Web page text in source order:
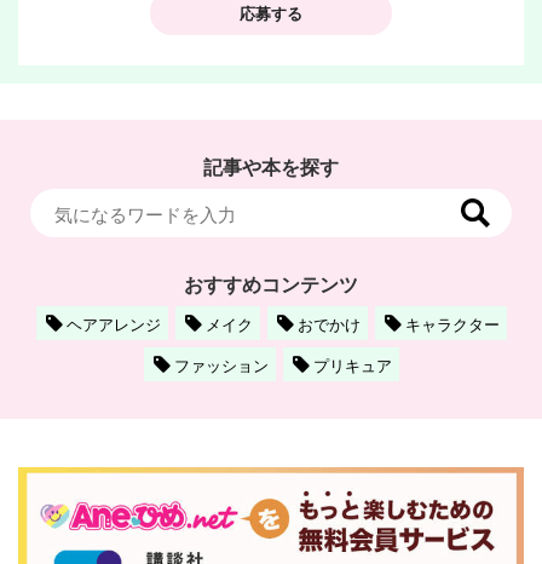
応募する
記事や本を探す
おすすめコンテンツ
ヘアアレンジ メイク おでかけ
キャラクター
ファッション
プリキュア